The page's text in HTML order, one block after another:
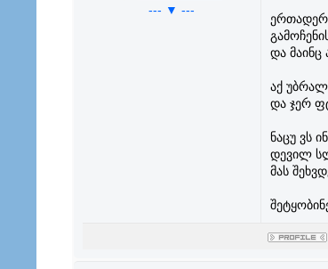
--- ▼ ---
და მაინც
აქ
და ჯერ
ნაცუ ვს
დევილ
მას